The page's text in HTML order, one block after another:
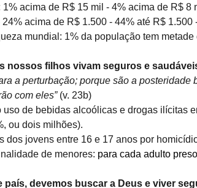
1% acima de R$ 15 mil - 4% acima de R$ 8
acima de R$ 1.500 - 44% até R$ 1.500
mundial: 1% da população tem metade
nossos filhos vivam seguros e
a perturbação; porque são a posteridade
com eles” (v. 23b)
uso de bebidas alcoólicas e drogas ilícitas
ou dois milhões).
dos jovens entre 16 e 17 anos por
de menores: para cada adulto
país, devemos buscar a Deus e viver